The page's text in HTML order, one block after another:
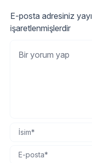
E-posta adresiniz
işaretlenmişlerdir